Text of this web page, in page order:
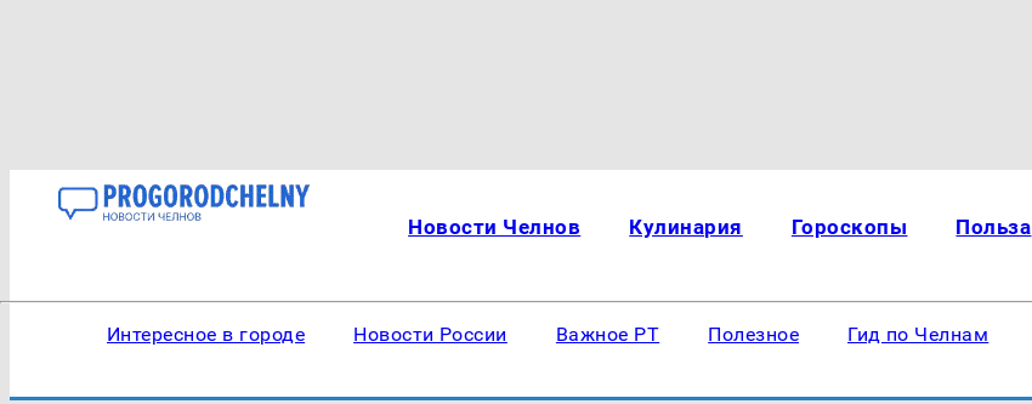
Новости Челнов Кулинария Гороскопы Польза
Интересное в городе Новости России Важное РТ Полезное Гид по Челнам